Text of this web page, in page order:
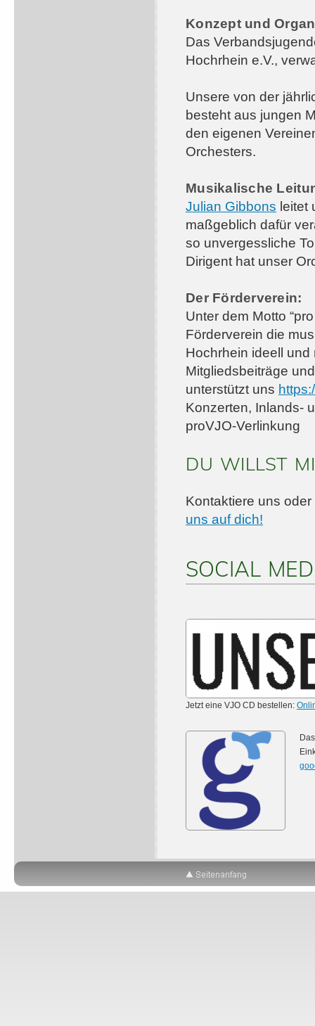
Konzept und
Das
Hochrhein e.V.,
Unsere von der
besteht aus jungen
den eigenen
Orchesters.
Musikalische
Julian Gibbons leitet
maßgeblich dafür
so unvergessliche
Dirigent hat unser
Der Förderverein:
Unter dem Motto
Förderverein die
Hochrhein ideell und
Mitgliedsbeiträge
unterstützt uns
Konzerten, Inlands-
proVJO-Verlinkung
DU WILLST
Kontaktiere uns
uns auf dich!
SOCIAL
Jetzt eine VJO CD bestellen: